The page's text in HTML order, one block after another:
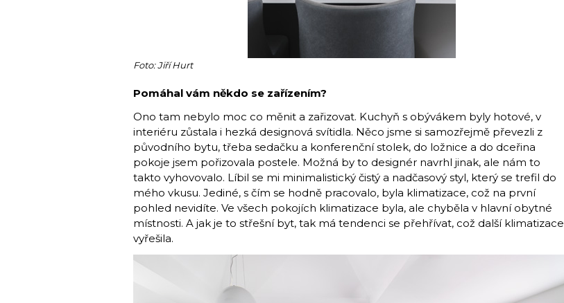
Foto: Jiří Hurt
Pomáhal vám někdo se zařízením?
Ono tam nebylo moc co měnit a zařizovat. Kuchyň s obývákem byly hotové, v
interiéru zůstala i hezká designová svítidla. Něco jsme si samozřejmě převezli z
původního bytu, třeba sedačku a konferenční stolek, do ložnice a do dceřina
pokoje jsem pořizovala postele. Možná by to designér navrhl jinak, ale nám to
takto vyhovovalo. Líbil se mi minimalistický čistý a nadčasový styl, který se trefil do
mého vkusu. Jediné, s čím se hodně pracovalo, byla klimatizace, což na první
pohled nevidíte. Ve všech pokojích klimatizace byla, ale chyběla v hlavní obytné
místnosti. A jak je to střešní byt, tak má tendenci se přehřívat, což další klimatizace
vyřešila.